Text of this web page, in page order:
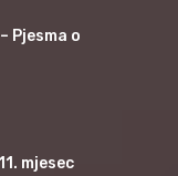
Pjesma o
mjesec